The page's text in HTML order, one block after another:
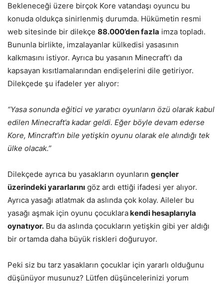
Bekleneceği üzere birçok Kore vatandaşı oyuncu bu
konuda oldukça sinirlenmiş durumda. Hükümetin resmi
web sitesinde bir dilekçe 88.000’den fazla imza topladı.
Bununla birlikte, imzalayanlar külkedisi yasasının
kalkmasını istiyor. Ayrıca bu yasanın Minecraft’ı da
kapsayan kısıtlamalarından endişelerini dile getiriyor.
Dilekçede şu ifadeler yer alıyor:
“Yasa sonunda eğitici ve yaratıcı oyunların özü olarak kabul
edilen Minecraft’a kadar geldi. Eğer böyle devam ederse
Kore, Mincraft’ın bile yetişkin oyunu olarak ele alındığı tek
ülke olacak.”
Dilekçede ayrıca bu yasakların oyunların gençler
üzerindeki yararlarını göz ardı ettiği ifadesi yer alıyor.
Ayrıca yasağı atlatmak da aslında çok kolay. Aileler bu
yasağı aşmak için oyunu çocuklarakendi hesaplarıyla
oynatıyor. Bu da aslında çocukların yetişkin gibi yer aldığı
bir ortamda daha büyük riskleri doğuruyor.
Peki siz bu tarz yasakların çocuklar için yararlı olduğunu
düşünüyor musunuz? Lütfen düşüncelerinizi yorum